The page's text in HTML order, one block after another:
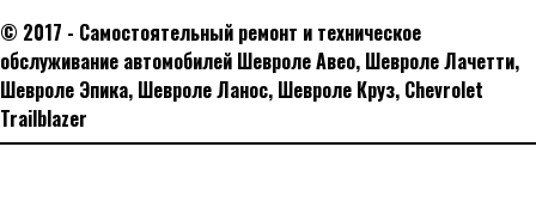
© 2017 - Самостоятельный ремонт и техническое
обслуживание автомобилей Шевроле Авео, Шевроле Лачетти,
Шевроле Эпика, Шевроле Ланос, Шевроле Круз, Сhevrolet
Trailblazer